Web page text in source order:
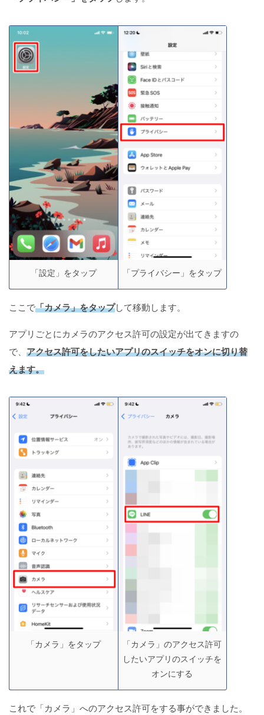
「設定」をタップ 「プライバシー」をタップ
ここで「カメラ」をタップして移動します。
アプリごとにカメラのアクセス許可の設定が出てきますの
で、 アクセス許可をしたいアプリのスイッチをオンに切り替
えます。
「カメラ」をタップ
「カメラ」のアクセス許可
したいアプリのスイッチを
オンにする
これで「カメラ」へのアクセス許可をする事ができました。